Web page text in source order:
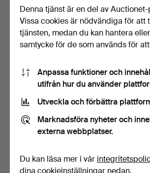
COLLIER I 18KT VITGULD
DIAMANTBESATT.
Klubbades 5 aug 2026
RING I
Denna tjänst är en del av
Vissa cookies är nödvändiga för att
tjänsten, medan du kan hantera
samtycke för de som används för
Anpassa funktioner och
utifrån hur du använder
Utveckla och förbättra
Marknadsföra nyheter och
externa webbplatser.
Du kan läsa mer i vår
dina cookieinställningar nedan.